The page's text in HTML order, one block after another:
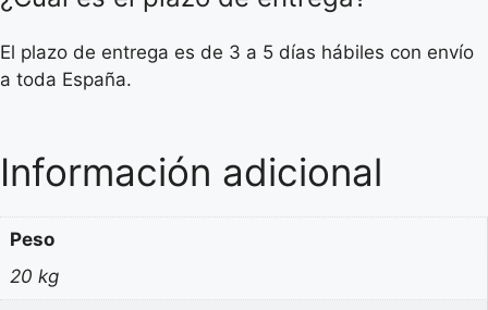
El plazo de entrega es de 3 a 5 días hábiles con envío
a toda España.
Información adicional
Peso
20 kg